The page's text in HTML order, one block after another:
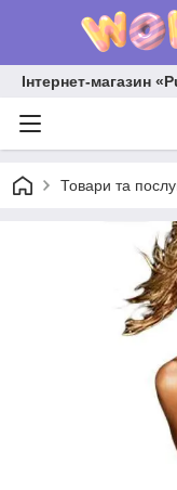
Інтернет-магазин
Товари та